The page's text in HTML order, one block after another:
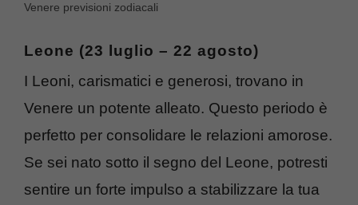
Venere previsioni zodiacali
Leone (23 luglio – 22 agosto)
I Leoni, carismatici e generosi, trovano in
Venere un potente alleato. Questo periodo è
perfetto per consolidare le relazioni amorose.
Se sei nato sotto il segno del Leone, potresti
sentire un forte impulso a stabilizzare la tua